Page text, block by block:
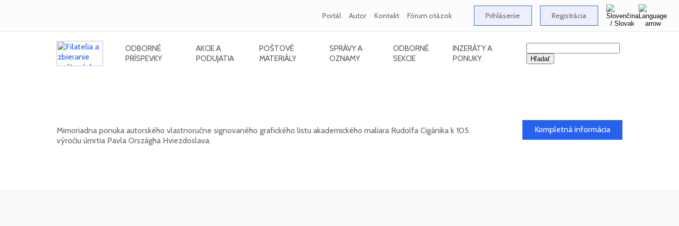
Portál Autor Kontakt Fórum otázok Prihlásenie Registrácia
ODBORNÉ
PRÍSPEVKY
AKCIE A
PODUJATIA
POŠTOVÉ
MATERIÁLY
SPRÁVY A
OZNAMY
ODBORNÉ
SEKCIE
INZERÁTY A
PONUKY
Mimoriadna ponuka autorského vlastnoručne signovaného grafického listu akademického maliara Rudolfa Cigánika k 105.
výročiu úmrtia Pavla Országha Hviezdoslava.
Kompletná informácia